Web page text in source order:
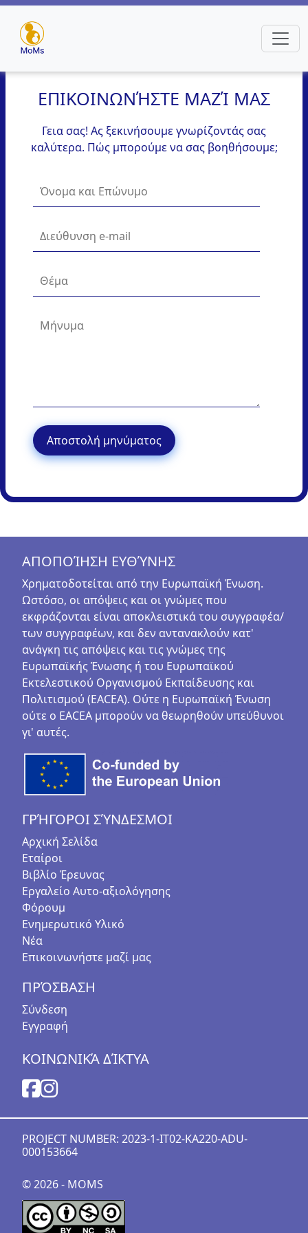
ΕΠΙΚΟΙΝΩΝΉΣΤΕ ΜΑΖΊ ΜΑΣ
Γεια σας! Ας ξεκινήσουμε γνωρίζοντάς σας
καλύτερα. Πώς μπορούμε να σας βοηθήσουμε;
ΑΠΟΠΟΊΗΣΗ ΕΥΘΎΝΗΣ
Χρηματοδοτείται από την Ευρωπαϊκή Ένωση.
Ωστόσο, οι απόψεις και οι γνώμες που
εκφράζονται είναι αποκλειστικά του συγγραφέα/
των συγγραφέων, και δεν αντανακλούν κατ'
ανάγκη τις απόψεις και τις γνώμες της
Ευρωπαϊκής Ένωσης ή του Ευρωπαϊκού
Εκτελεστικού Οργανισμού Εκπαίδευσης και
Πολιτισμού (EACEA). Ούτε η Ευρωπαϊκή Ένωση
ούτε ο EACEA μπορούν να θεωρηθούν υπεύθυνοι
γι' αυτές.
ΓΡΉΓΟΡΟΙ ΣΎΝΔΕΣΜΟΙ
Αρχική Σελίδα
Εταίροι
Βιβλίο Έρευνας
Εργαλείο Αυτο-αξιολόγησης
Φόρουμ
Ενημερωτικό Υλικό
Νέα
Επικοινωνήστε μαζί μας
ΠΡΌΣΒΑΣΗ
Σύνδεση
Εγγραφή
ΚΟΙΝΩΝΙΚΆ ΔΊΚΤΥΑ
PROJECT NUMBER: 2023-1-IT02-KA220-ADU-
000153664
© 2026 - MOMS